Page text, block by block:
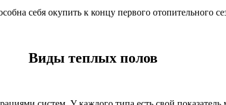
себя окупить к концу первого отопительного
Виды теплых полов